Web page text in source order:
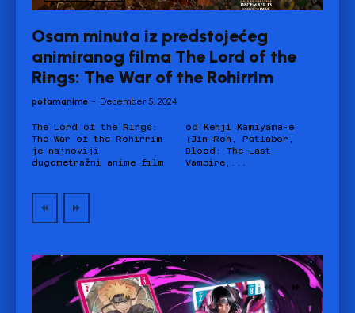
Osam minuta iz predstojećeg
animiranog filma The Lord of the
Rings: The War of the Rohirrim
potamanime - December 5, 2024
The Lord of the Rings:
The War of the Rohirrim
je najnoviji
dugometražni anime film
od Kenji Kamiyama-e
(Jin-Roh, Patlabor,
Blood: The Last
Vampire,...